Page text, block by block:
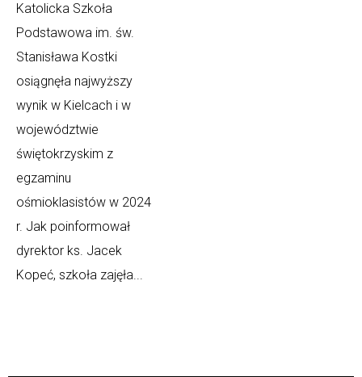
Katolicka Szkoła
Podstawowa im. św.
Stanisława Kostki
osiągnęła najwyższy
wynik w Kielcach i w
województwie
świętokrzyskim z
egzaminu
ośmioklasistów w 2024
r. Jak poinformował
dyrektor ks. Jacek
Kopeć, szkoła zajęła...